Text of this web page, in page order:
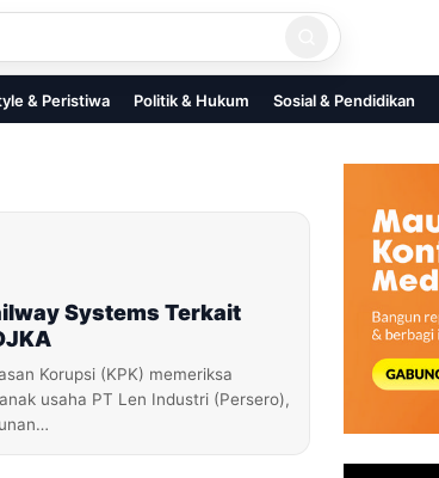
& Peristiwa Politik & Hukum Sosial & Pendidikan
Systems Terkait
Korupsi (KPK) memeriksa
usaha PT Len Industri (Persero),